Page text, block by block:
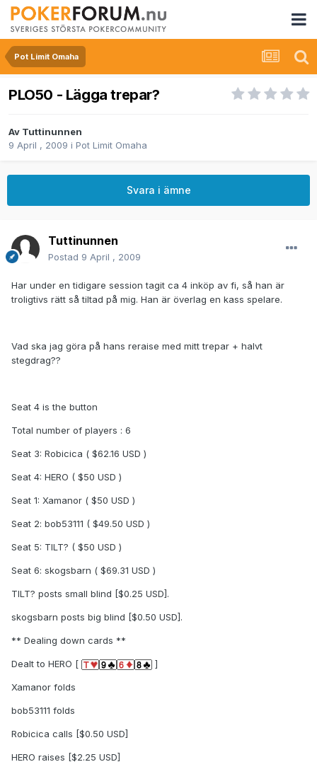
Pot Limit Omaha
PLO50 - Lägga trepar?
Av Tuttinunnen
9 April , 2009 i Pot Limit Omaha
Svara i ämne
Tuttinunnen
Postad 9 April , 2009
Har under en tidigare session tagit ca 4 inköp av fi, så han är
troligtivs rätt så tiltad på mig. Han är överlag en kass spelare.
Vad ska jag göra på hans reraise med mitt trepar + halvt
stegdrag??
Seat 4 is the button
Total number of players : 6
Seat 3: Robicica ( $62.16 USD )
Seat 4: HERO ( $50 USD )
Seat 1: Xamanor ( $50 USD )
Seat 2: bob53111 ( $49.50 USD )
Seat 5: TILT? ( $50 USD )
Seat 6: skogsbarn ( $69.31 USD )
TILT? posts small blind [$0.25 USD].
skogsbarn posts big blind [$0.50 USD].
** Dealing down cards **
Dealt to HERO [ ]
Xamanor folds
bob53111 folds
Robicica calls [$0.50 USD]
HERO raises [$2.25 USD]